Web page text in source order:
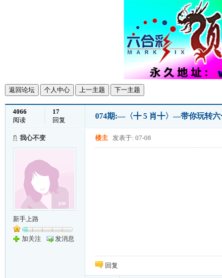
返回论坛 个人中心 上一主题 下一主题
4066
阅读
17
回复
074期:—〈╋ 5 肖╋〉—带你玩转六
我心不变
新手上路
加关注 发消息
楼主 发表于: 07-08
回复